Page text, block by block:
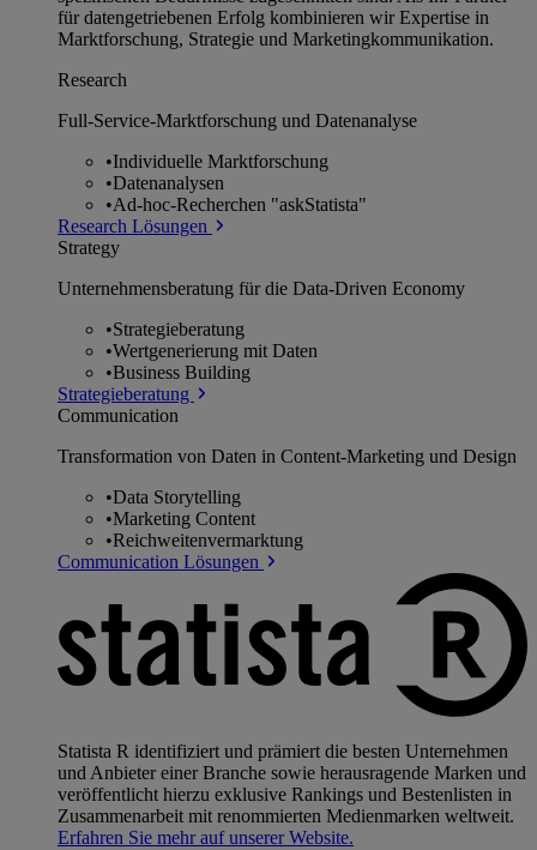
für datengetriebenen Erfolg kombinieren wir Expertise in
Marktforschung, Strategie und Marketingkommunikation.
Research
Full-Service-Marktforschung und Datenanalyse
•Individuelle Marktforschung
•Datenanalysen
•Ad-hoc-Recherchen "askStatista"
Research Lösungen
Strategy
Unternehmens­beratung für die Data-Driven Economy
•Strategieberatung
•Wertgenerierung mit Daten
•Business Building
Strategieberatung
Communication
Transformation von Daten in Content-Marketing und Design
•Data Storytelling
•Marketing Content
•Reichweitenvermarktung
Communication Lösungen
Statista R identifiziert und prämiert die besten Unternehmen
und Anbieter einer Branche sowie herausragende Marken und
veröffentlicht hierzu exklusive Rankings und Bestenlisten in
Zusammenarbeit mit renommierten Medienmarken weltweit.
Erfahren Sie mehr auf unserer Website.